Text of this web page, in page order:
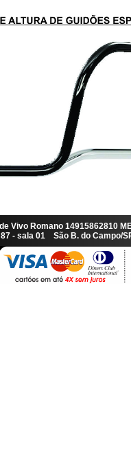
Vivo Romano
87 - sala 01 São B. do